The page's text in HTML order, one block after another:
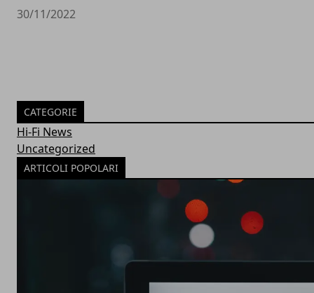
30/11/2022
CATEGORIE
Hi-Fi News
Uncategorized
ARTICOLI POPOLARI